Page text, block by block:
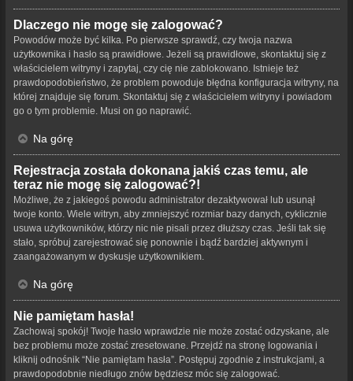
Dlaczego nie mogę się zalogować?
Powodów może być kilka. Po pierwsze sprawdź, czy twoja nazwa
użytkownika i hasło są prawidłowe. Jeżeli są prawidłowe, skontaktuj się z
właścicielem witryny i zapytaj, czy cię nie zablokowano. Istnieje też
prawdopodobieństwo, że problem powoduje błędna konfiguracja witryny, na
której znajduje się forum. Skontaktuj się z właścicielem witryny i powiadom
go o tym problemie. Musi on go naprawić.
Na górę
Rejestracja została dokonana jakiś czas temu, ale
teraz nie mogę się zalogować?!
Możliwe, że z jakiegoś powodu administrator dezaktywował lub usunął
twoje konto. Wiele witryn, aby zmniejszyć rozmiar bazy danych, cyklicznie
usuwa użytkowników, którzy nic nie pisali przez dłuższy czas. Jeśli tak się
stało, spróbuj zarejestrować się ponownie i bądź bardziej aktywnym i
zaangażowanym w dyskusje użytkownikiem.
Na górę
Nie pamiętam hasła!
Zachowaj spokój! Twoje hasło wprawdzie nie może zostać odzyskane, ale
bez problemu może zostać zresetowane. Przejdź na stronę logowania i
kliknij odnośnik “Nie pamiętam hasła”. Postępuj zgodnie z instrukcjami, a
prawdopodobnie niedługo znów będziesz móc się zalogować.